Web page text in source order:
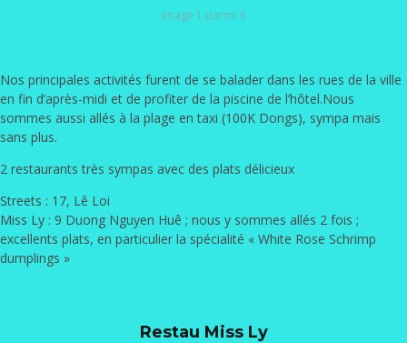
Image 1 parmi 3
Nos principales activités furent de se balader dans les rues de la ville
en fin d’après-midi et de profiter de la piscine de l’hôtel.Nous
sommes aussi allés à la plage en taxi (100K Dongs), sympa mais
sans plus.
2 restaurants très sympas avec des plats délicieux
Streets : 17, Lê Loi
Miss Ly : 9 Duong Nguyen Huê ; nous y sommes allés 2 fois ;
excellents plats, en particulier la spécialité « White Rose Schrimp
dumplings »
Restau Miss Ly